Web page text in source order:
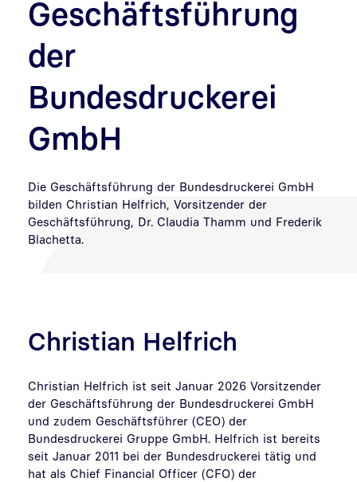
Geschäftsführung
der
Bundesdruckerei
GmbH
Die Geschäftsführung der Bundesdruckerei GmbH
bilden Christian Helfrich, Vorsitzender der
Geschäftsführung, Dr. Claudia Thamm und Frederik
Blachetta.
Christian Helfrich
Christian Helfrich ist seit Januar 2026 Vorsitzender
der Geschäftsführung der Bundesdruckerei GmbH
und zudem Geschäftsführer (CEO) der
Bundesdruckerei Gruppe GmbH. Helfrich ist bereits
seit Januar 2011 bei der Bundesdruckerei tätig und
hat als Chief Financial Officer (CFO) der